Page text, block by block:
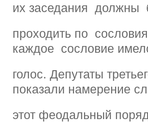
их заседания должны
проходить по
каждое сословие
голос. Депутаты
показали намерение
этот феодальный